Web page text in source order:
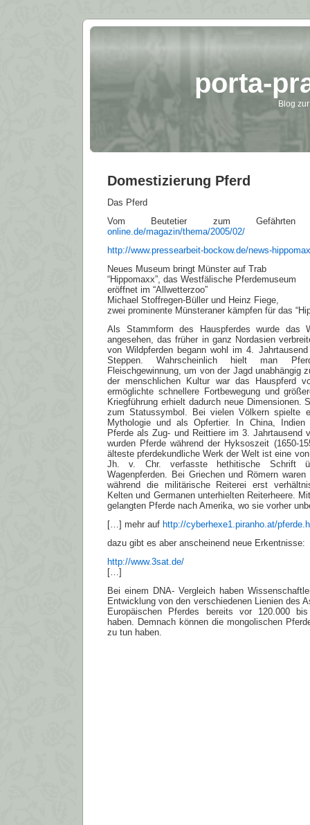
porta-
Blog
Domestizierung Pferd
Das Pferd
Vom Beutetier zum
online.de/magazin/thema/2005/02/
http://www.pressearbeit-bockow.de/news-
Neues Museum bringt Münster auf Trab
“Hippomaxx”, das Westfälische Pferdemuseum
eröffnet im “Allwetterzoo”
Michael Stoffregen-Büller und Heinz Fiege,
zwei prominente Münsteraner kämpfen für das
Als Stammform des Hauspferdes wurde das
angesehen, das früher in ganz Nordasien
von Wildpferden begann wohl im 4.
Steppen. Wahrscheinlich hielt man
Fleischgewinnung, um von der Jagd unabhängig
der menschlichen Kultur war das Hauspferd
ermöglichte schnellere Fortbewegung und
Kriegführung erhielt dadurch neue Dimensionen.
zum Statussymbol. Bei vielen Völkern spielte
Mythologie und als Opfertier. In China, Indien
Pferde als Zug- und Reittiere im 3. Jahrtausend
wurden Pferde während der Hyksoszeit (1650-
älteste pferdekundliche Werk der Welt ist eine
Jh. v. Chr. verfasste hethitische Schrift
Wagenpferden. Bei Griechen und Römern
während die militärische Reiterei erst
Kelten und Germanen unterhielten Reiterheere.
gelangten Pferde nach Amerika, wo sie vorher
[…] mehr auf http://cyberhexe1.piranho.at/
dazu gibt es aber anscheinend neue Erkentnisse:
http://www.3sat.de/
[…]
Bei einem DNA- Vergleich haben
Entwicklung von den verschiedenen Lienien des
Europäischen Pferdes bereits vor 120.000
haben. Demnach können die mongolischen
zu tun haben.